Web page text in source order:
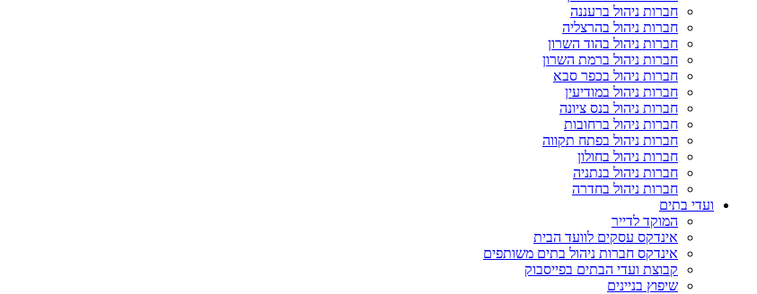
חברות ניהול ברעננה
חברות ניהול בהרצליה
חברות ניהול בהוד השרון
חברות ניהול ברמת השרון
חברות ניהול בכפר סבא
חברות ניהול במודיעין
חברות ניהול בנס ציונה
חברות ניהול ברחובות
חברות ניהול בפתח תקווה
חברות ניהול בחולון
חברות ניהול בנתניה
חברות ניהול בחדרה
ועדי בתים
המוקד לדייר
אינדקס עסקים לוועד הבית
אינדקס חברות ניהול בתים משותפים
קבוצת ועדי הבתים בפייסבוק
שיפוץ בניינים